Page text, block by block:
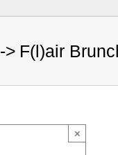
F(l)air
×